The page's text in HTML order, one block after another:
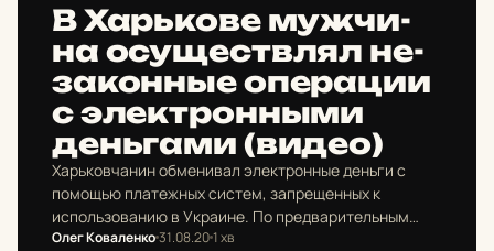
В Харь­ко­ве муж­чи­
на осу­щес­твлял не­
за­кон­ные опе­ра­ции
с элек­трон­ными
день­га­ми (видео)
Харьковчанин обменивал электронные деньги с
помощью платежных систем, запрещенных к
использованию в Украине. По предварительным
подсчетам оборот денег за время деятельности
Олег Коваленко31.08.201 хв